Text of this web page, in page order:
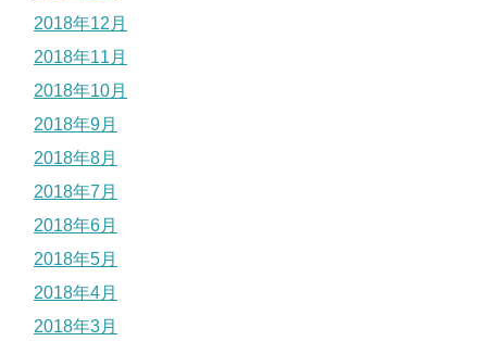
2018年12月
2018年11月
2018年10月
2018年9月
2018年8月
2018年7月
2018年6月
2018年5月
2018年4月
2018年3月